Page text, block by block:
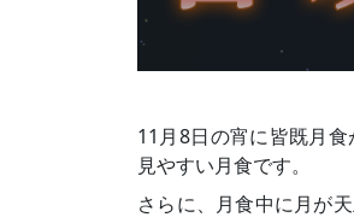
11月8日の宵に皆既月
見やすい月食です。
さらに、月食中に月が